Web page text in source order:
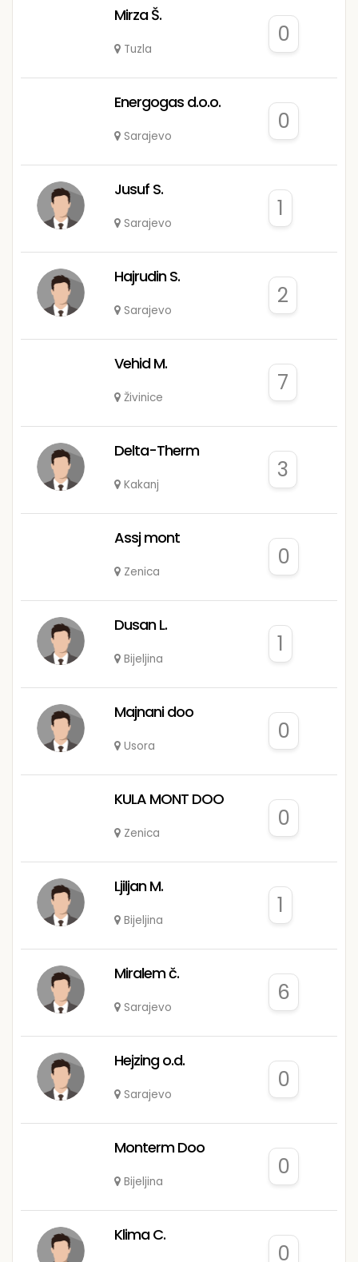
Mirza Š.
Tuzla
0
Energogas d.o.o.
Sarajevo
0
Jusuf S.
Sarajevo
1
Hajrudin S.
Sarajevo
2
Vehid M.
Živinice
7
Delta-Therm
Kakanj
3
Assj mont
Zenica
0
Dusan L.
Bijeljina
1
Majnani doo
Usora
0
KULA MONT DOO
Zenica
0
Ljiljan M.
Bijeljina
1
Miralem č.
Sarajevo
6
Hejzing o.d.
Sarajevo
0
Monterm Doo
Bijeljina
0
Klima C.
0